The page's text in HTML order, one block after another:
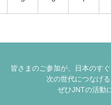
皆さまのご参加が、日本のす
次の世代につなげ
ぜひJNTの活動